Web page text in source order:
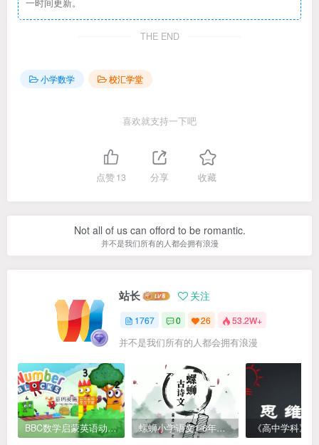
一时间更新。
THE END
小学数学 校汇学堂
喜欢就支持一下吧
点赞13 分享 收藏
Not all of us can offord to be romantic.
并不是我们所有的人都会拥有浪漫
站长 关注
1767 0 26 53.2W+
并不是我们所有的人都会拥有浪漫
BBC数学启蒙英语动画Numberblocks数字积木，全七季共161集，1080P高清视频带英文字幕 螺蛳小学语文1-6年级《小学古诗文》课程视频